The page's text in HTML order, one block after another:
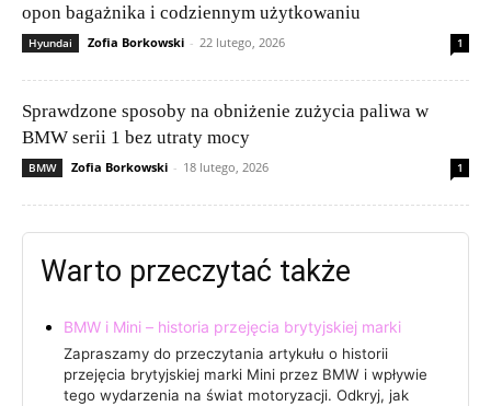
opon bagażnika i codziennym użytkowaniu
Hyundai Zofia Borkowski - 22 lutego, 2026 1
Sprawdzone sposoby na obniżenie zużycia paliwa w
BMW serii 1 bez utraty mocy
BMW Zofia Borkowski - 18 lutego, 2026 1
Warto przeczytać także
BMW i Mini – historia przejęcia brytyjskiej marki
Zapraszamy do przeczytania artykułu o historii
przejęcia brytyjskiej marki Mini przez BMW i wpływie
tego wydarzenia na świat motoryzacji. Odkryj, jak